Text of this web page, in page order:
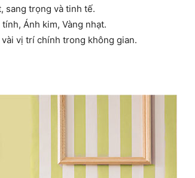
sang trọng và tinh tế.
Ánh kim, Vàng nhạt.
vị trí chính trong không gian.